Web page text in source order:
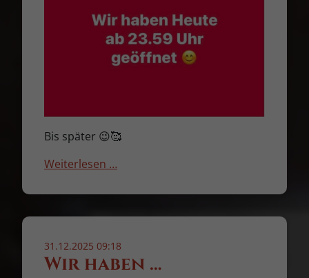
Bis später 😉🥰
Weiterlesen …
31.12.2025 09:18
Wir haben …